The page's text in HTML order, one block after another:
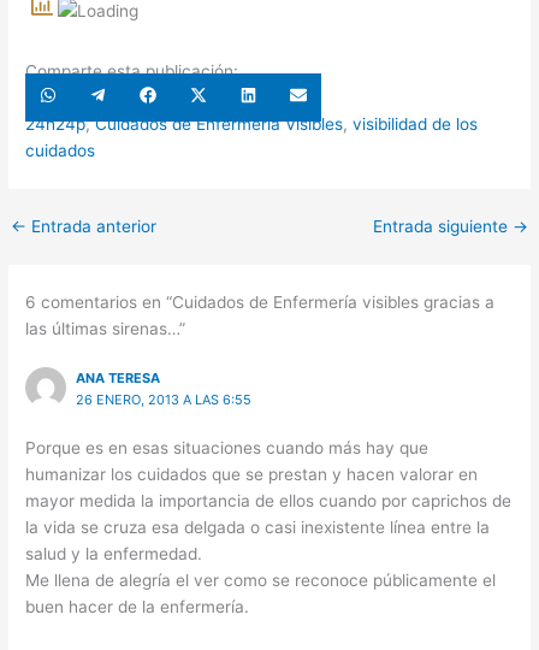
Comparte esta publicación:
Compartir
WhatsApp
Compartir
Telegram
Compartir
Facebook
Compartir
X
(Twitter)
Compartir
LinkedIn
Compartir
en
Email
24h24p,Cuidados de Enfermería Visibles,visibilidad de los
cuidados
← Entrada anterior Entrada siguiente →
6 comentarios en “Cuidados de Enfermería visibles gracias a
las últimas sirenas…”
ANA TERESA
26 ENERO, 2013 A LAS 6:55
Porque es en esas situaciones cuando más hay que
humanizar los cuidados que se prestan y hacen valorar en
mayor medida la importancia de ellos cuando por caprichos de
la vida se cruza esa delgada o casi inexistente línea entre la
salud y la enfermedad.
Me llena de alegría el ver como se reconoce públicamente el
buen hacer de la enfermería.